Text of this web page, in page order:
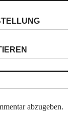
abzugeben.